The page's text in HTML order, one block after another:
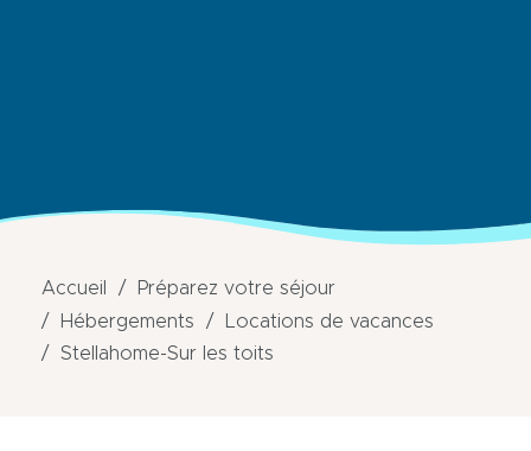
Accueil
Préparez votre séjour
Hébergements
Locations de vacances
Stellahome-Sur les toits